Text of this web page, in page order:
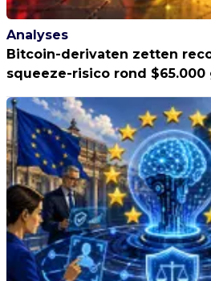
Analyses
Bitcoin-derivaten zetten
squeeze-risico rond